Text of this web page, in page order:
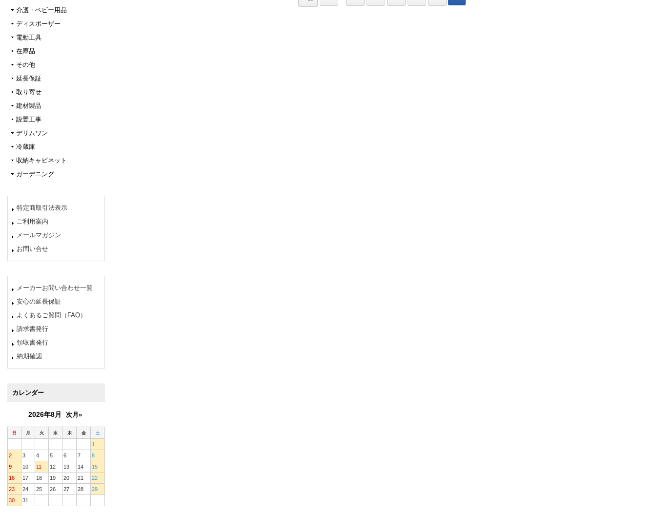
介護・ベビー用品
ディスポーザー
電動工具
在庫品
その他
延長保証
取り寄せ
建材製品
設置工事
デリムワン
冷蔵庫
収納キャビネット
ガーデニング
特定商取引法表示
ご利用案内
メールマガジン
お問い合せ
メーカーお問い合わせ一覧
安心の延長保証
よくあるご質問（FAQ）
請求書発行
領収書発行
納期確認
カレンダー
2026年8月 次月»
日 月 火 水 木 金 土
1
2
3 4 5 6 7
8
9
10 11 12 13 14
15
16
17 18 19 20 21
22
23
24 25 26 27 28
29
30
31